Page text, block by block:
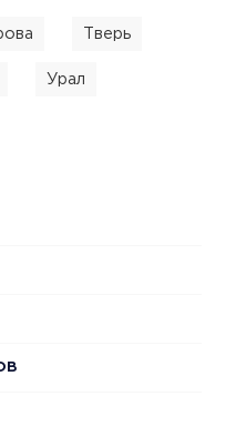
Тверь
Урал